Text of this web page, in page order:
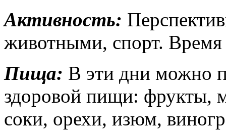
Активность:
животными, спорт.
Пища: В эти дни можно
здоровой пищи: фрукты,
соки, орехи, изюм,